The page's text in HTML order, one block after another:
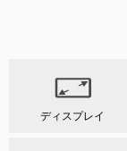
ディスプレイ